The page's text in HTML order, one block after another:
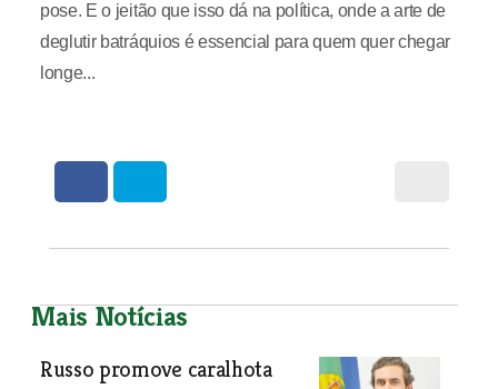
pose. E o jeitão que isso dá na política, onde a arte de
deglutir batráquios é essencial para quem quer chegar
longe...
Mais Notícias
Russo promove caralhota